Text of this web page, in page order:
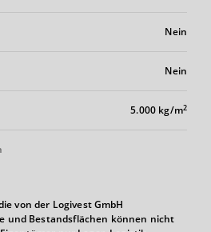
Nein
Nein
5.000 kg/m2
von der Logivest GmbH
und Bestandsflächen können nicht